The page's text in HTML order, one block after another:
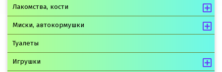
Лакомства, кости
Миски, автокормушки
Туалеты
Игрушки